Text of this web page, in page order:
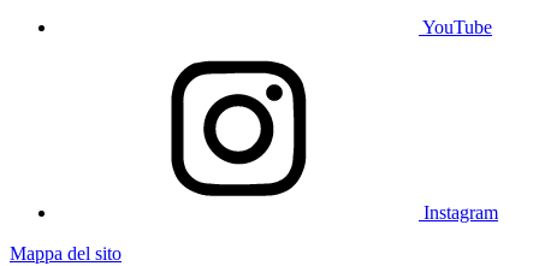
YouTube
Instagram
Mappa del sito